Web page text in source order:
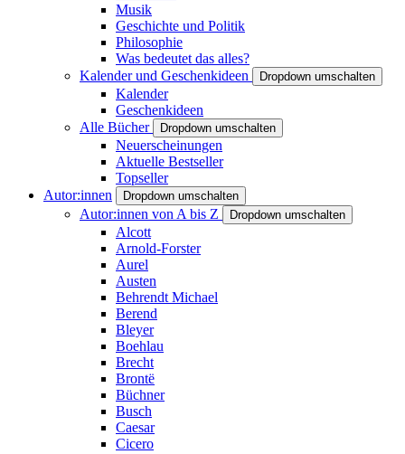
Musik
Geschichte und Politik
Philosophie
Was bedeutet das alles?
Kalender und Geschenkideen
Dropdown umschalten
Kalender
Geschenkideen
Alle Bücher
Dropdown umschalten
Neuerscheinungen
Aktuelle Bestseller
Topseller
Autor:innen
Dropdown umschalten
Autor:innen von A bis Z Dropdown umschalten
Alcott
Arnold-Forster
Aurel
Austen
Behrendt Michael
Berend
Bleyer
Boehlau
Brecht
Brontë
Büchner
Busch
Caesar
Cicero